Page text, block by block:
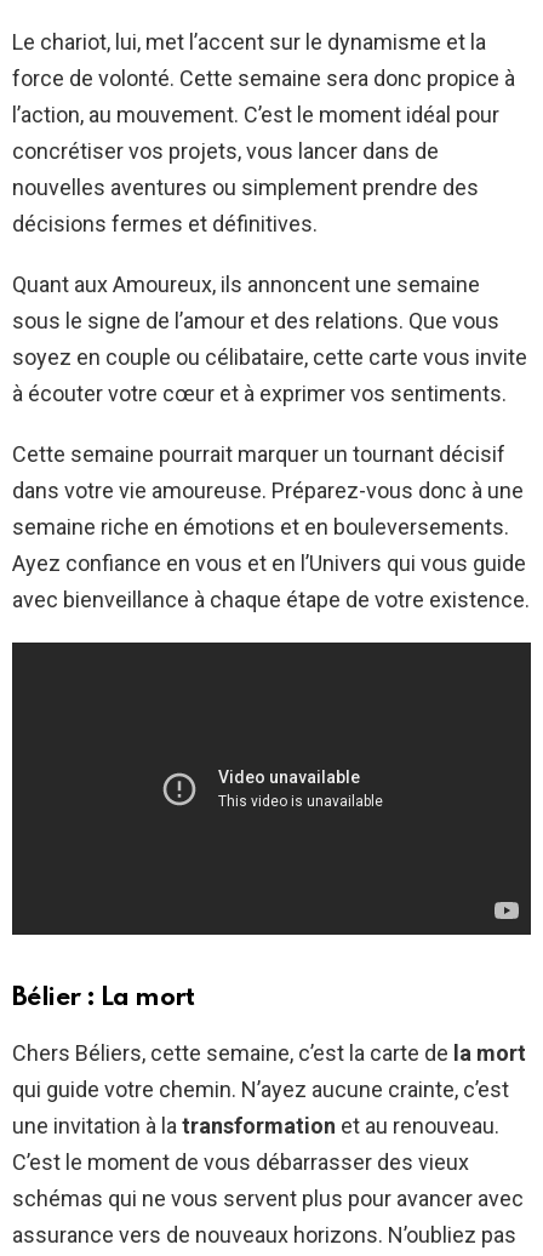
Le chariot, lui, met l’accent sur le dynamisme et la
force de volonté. Cette semaine sera donc propice à
l’action, au mouvement. C’est le moment idéal pour
concrétiser vos projets, vous lancer dans de
nouvelles aventures ou simplement prendre des
décisions fermes et définitives.
Quant aux Amoureux, ils annoncent une semaine
sous le signe de l’amour et des relations. Que vous
soyez en couple ou célibataire, cette carte vous invite
à écouter votre cœur et à exprimer vos sentiments.
Cette semaine pourrait marquer un tournant décisif
dans votre vie amoureuse. Préparez-vous donc à une
semaine riche en émotions et en bouleversements.
Ayez confiance en vous et en l’Univers qui vous guide
avec bienveillance à chaque étape de votre existence.
Bélier : La mort
Chers Béliers, cette semaine, c’est la carte de la mort
qui guide votre chemin. N’ayez aucune crainte, c’est
une invitation à la transformation et au renouveau.
C’est le moment de vous débarrasser des vieux
schémas qui ne vous servent plus pour avancer avec
assurance vers de nouveaux horizons. N’oubliez pas